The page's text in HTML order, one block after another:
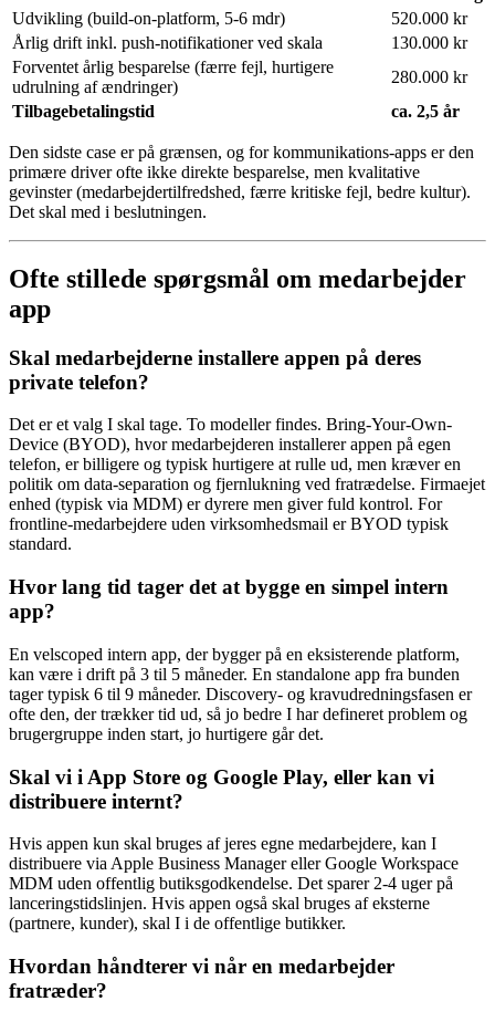
Udvikling (build-on-platform, 5-6 mdr)
520.000 kr
Årlig drift inkl. push-notifikationer ved skala
130.000 kr
Forventet årlig besparelse (færre fejl, hurtigere
udrulning af ændringer)
280.000 kr
Tilbagebetalingstid
ca. 2,5 år
Den sidste case er på grænsen, og for kommunikations-apps er den
primære driver ofte ikke direkte besparelse, men kvalitative
gevinster (medarbejdertilfredshed, færre kritiske fejl, bedre kultur).
Det skal med i beslutningen.
Ofte stillede spørgsmål om medarbejder
app
Skal medarbejderne installere appen på deres
private telefon?
Det er et valg I skal tage. To modeller findes. Bring-Your-Own-
Device (BYOD), hvor medarbejderen installerer appen på egen
telefon, er billigere og typisk hurtigere at rulle ud, men kræver en
politik om data-separation og fjernlukning ved fratrædelse. Firmaejet
enhed (typisk via MDM) er dyrere men giver fuld kontrol. For
frontline-medarbejdere uden virksomhedsmail er BYOD typisk
standard.
Hvor lang tid tager det at bygge en simpel intern
app?
En velscoped intern app, der bygger på en eksisterende platform,
kan være i drift på 3 til 5 måneder. En standalone app fra bunden
tager typisk 6 til 9 måneder. Discovery- og kravudredningsfasen er
ofte den, der trækker tid ud, så jo bedre I har defineret problem og
brugergruppe inden start, jo hurtigere går det.
Skal vi i App Store og Google Play, eller kan vi
distribuere internt?
Hvis appen kun skal bruges af jeres egne medarbejdere, kan I
distribuere via Apple Business Manager eller Google Workspace
MDM uden offentlig butiksgodkendelse. Det sparer 2-4 uger på
lanceringstidslinjen. Hvis appen også skal bruges af eksterne
(partnere, kunder), skal I i de offentlige butikker.
Hvordan håndterer vi når en medarbejder
fratræder?